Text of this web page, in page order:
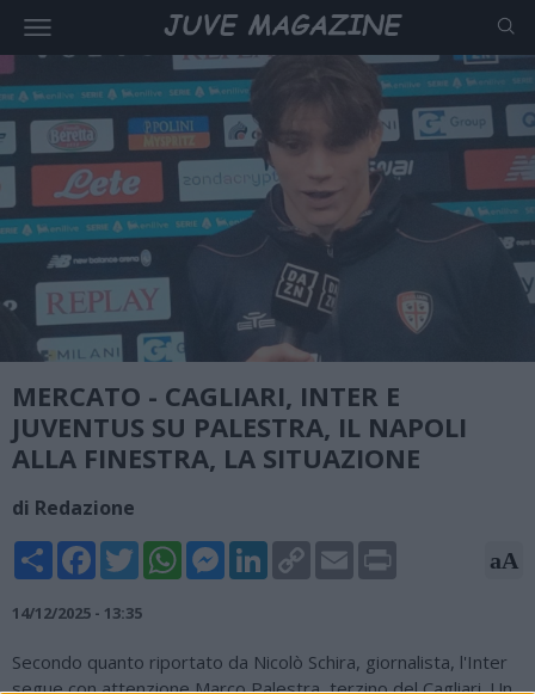
MERCATO - CAGLIARI, INTER E
JUVENTUS SU PALESTRA, IL NAPOLI
ALLA FINESTRA, LA SITUAZIONE
di Redazione
Share FacebookTwitterWhatsAppMessengerLinkedInCopy
Link
Email aA
14/12/2025 - 13:35
Secondo quanto riportato da Nicolò Schira, giornalista, l'Inter
segue con attenzione Marco Palestra, terzino del Cagliari. Un